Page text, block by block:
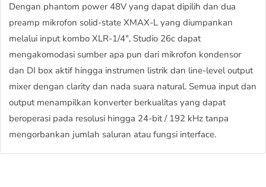
Dengan phantom power 48V yang dapat dipilih dan dua
preamp mikrofon solid-state XMAX-L yang diumpankan
melalui input kombo XLR-1/4", Studio 26c dapat
mengakomodasi sumber apa pun dari mikrofon kondensor
dan DI box aktif hingga instrumen listrik dan line-level output
mixer dengan clarity dan nada suara natural. Semua input dan
output menampilkan konverter berkualitas yang dapat
beroperasi pada resolusi hingga 24-bit / 192 kHz tanpa
mengorbankan jumlah saluran atau fungsi interface.